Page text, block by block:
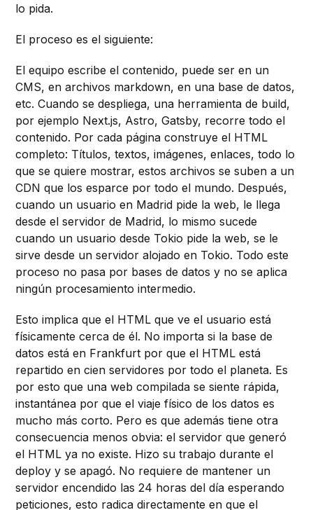
lo pida.
El proceso es el siguiente:
El equipo escribe el contenido, puede ser en un
CMS, en archivos markdown, en una base de datos,
etc. Cuando se despliega, una herramienta de build,
por ejemplo Next.js, Astro, Gatsby, recorre todo el
contenido. Por cada página construye el HTML
completo: Títulos, textos, imágenes, enlaces, todo lo
que se quiere mostrar, estos archivos se suben a un
CDN que los esparce por todo el mundo. Después,
cuando un usuario en Madrid pide la web, le llega
desde el servidor de Madrid, lo mismo sucede
cuando un usuario desde Tokio pide la web, se le
sirve desde un servidor alojado en Tokio. Todo este
proceso no pasa por bases de datos y no se aplica
ningún procesamiento intermedio.
Esto implica que el HTML que ve el usuario está
físicamente cerca de él. No importa si la base de
datos está en Frankfurt por que el HTML está
repartido en cien servidores por todo el planeta. Es
por esto que una web compilada se siente rápida,
instantánea por que el viaje físico de los datos es
mucho más corto. Pero es que además tiene otra
consecuencia menos obvia: el servidor que generó
el HTML ya no existe. Hizo su trabajo durante el
deploy y se apagó. No requiere de mantener un
servidor encendido las 24 horas del día esperando
peticiones, esto radica directamente en que el